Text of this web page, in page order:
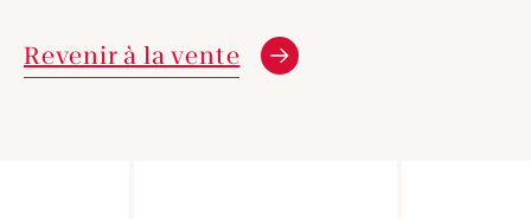
Revenir à la vente